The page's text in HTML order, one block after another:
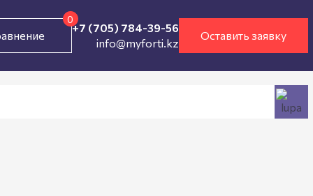
0
+7 (705) 784-39-56
info@myforti.kz
Оставить заявку